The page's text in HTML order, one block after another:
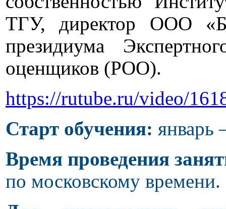
ТГУ, директор ООО
президиума
оценщиков (РОО).
https://rutube.ru/video/
Старт обучения: январь
Время проведения
по московскому времени.